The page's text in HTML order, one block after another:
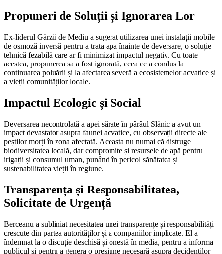
Propuneri de Soluții și Ignorarea Lor
Ex-liderul Gărzii de Mediu a sugerat utilizarea unei instalații mobile
de osmoză inversă pentru a trata apa înainte de deversare, o soluție
tehnică fezabilă care ar fi minimizat impactul negativ. Cu toate
acestea, propunerea sa a fost ignorată, ceea ce a condus la
continuarea poluării și la afectarea severă a ecosistemelor acvatice și
a vieții comunităților locale.
Impactul Ecologic și Social
Deversarea necontrolată a apei sărate în pârâul Slănic a avut un
impact devastator asupra faunei acvatice, cu observații directe ale
peștilor morți în zona afectată. Aceasta nu numai că distruge
biodiversitatea locală, dar compromite și resursele de apă pentru
irigații și consumul uman, punând în pericol sănătatea și
sustenabilitatea vieții în regiune.
Transparența și Responsabilitatea,
Solicitate de Urgență
Berceanu a subliniat necesitatea unei transparențe și responsabilități
crescute din partea autorităților și a companiilor implicate. El a
îndemnat la o discuție deschisă și onestă în media, pentru a informa
publicul și pentru a genera o presiune necesară asupra decidenților